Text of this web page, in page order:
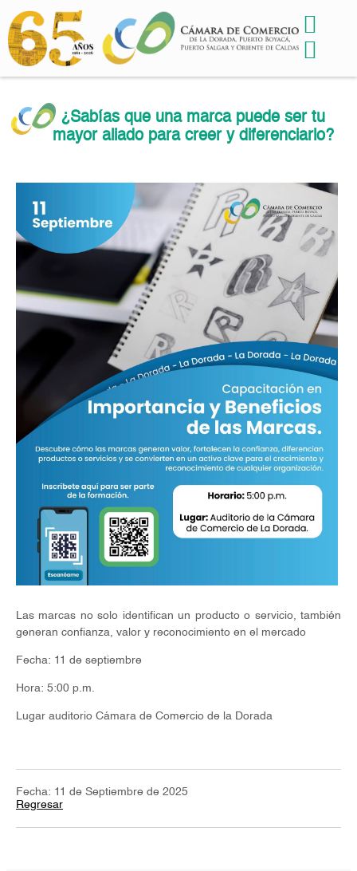
¿Sabías que una marca puede ser tu
mayor aliado para creer y diferenciarlo?
Las marcas no solo identifican un producto o servicio, también
generan confianza, valor y reconocimiento en el mercado
Fecha: 11 de septiembre
Hora: 5:00 p.m.
Lugar auditorio Cámara de Comercio de la Dorada
Fecha: 11 de Septiembre de 2025
Regresar